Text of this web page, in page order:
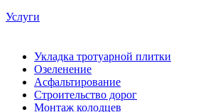
Услуги
Укладка тротуарной плитки
Озеленение
Асфальтирование
Строительство дорог
Монтаж колодцев